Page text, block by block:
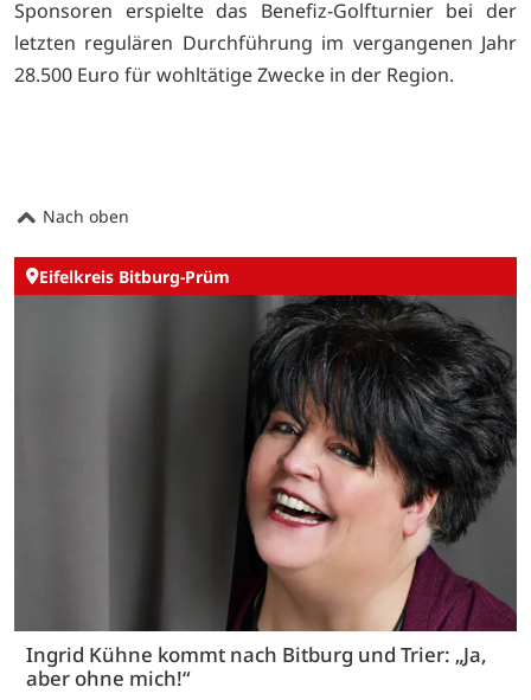
Sponsoren erspielte das Benefiz-Golfturnier bei der
letzten regulären Durchführung im vergangenen Jahr
28.500 Euro für wohltätige Zwecke in der Region.
Nach oben
Eifelkreis Bitburg-Prüm
Ingrid Kühne kommt nach Bitburg und Trier: „Ja,
aber ohne mich!“